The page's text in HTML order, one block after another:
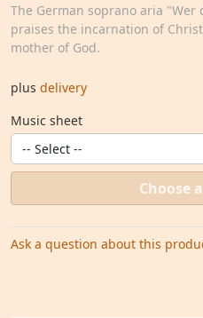
The German soprano aria "Wer
praises the incarnation of
mother of God.
plus delivery
Music sheet
Choose
Ask a question about this